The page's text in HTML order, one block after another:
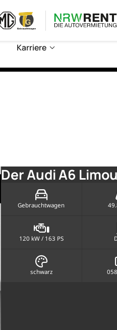
Karriere
Der Audi A6
Gebrauchtwagen
120 kW / 163 PS
schwarz